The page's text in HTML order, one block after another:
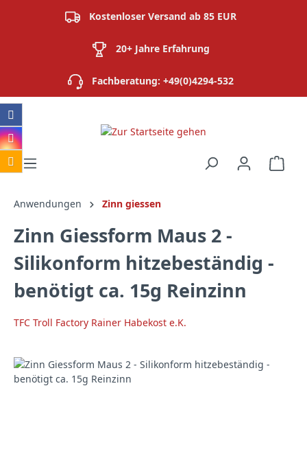
Kostenloser Versand ab 85 EUR
20+ Jahre Erfahrung
Fachberatung: +49(0)4294-532
Anwendungen Zinn giessen
Zinn Giessform Maus 2 -
Silikonform hitzebeständig -
benötigt ca. 15g Reinzinn
TFC Troll Factory Rainer Habekost e.K.
Bildergalerie überspringen